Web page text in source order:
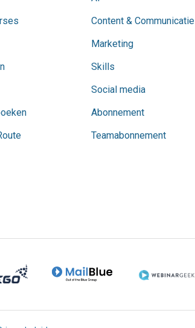
Content & Communicatie
Marketing
Skills
Social media
Abonnement
Teamabonnement